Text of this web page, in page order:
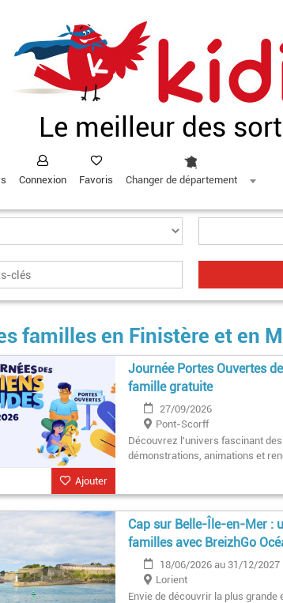
Le meilleur des
Connexion Favoris Changer de département
familles en Finistère et en
Ajouter
Journée Portes Ouvertes
famille gratuite
27/09/2026
Pont-Scorff
Découvrez l'univers fascinant
démonstrations, animations et
Cap sur Belle-Île-en-Mer :
familles avec BreizhGo
18/06/2026 au 31/12/2027
Lorient
Envie de découvrir la plus grande